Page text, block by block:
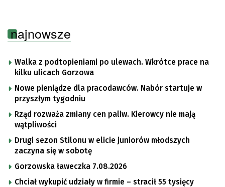
najnowsze
Walka z podtopieniami po ulewach. Wkrótce prace na
kilku ulicach Gorzowa
Nowe pieniądze dla pracodawców. Nabór startuje w
przyszłym tygodniu
Rząd rozważa zmiany cen paliw. Kierowcy nie mają
wątpliwości
Drugi sezon Stilonu w elicie juniorów młodszych
zaczyna się w sobotę
Gorzowska ławeczka 7.08.2026
Chciał wykupić udziały w firmie – stracił 55 tysięcy